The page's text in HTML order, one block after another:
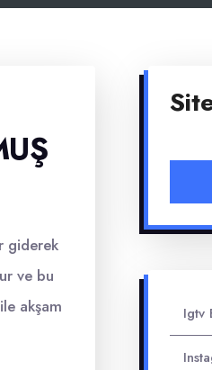
giderek
ve bu
akşam
Igtv